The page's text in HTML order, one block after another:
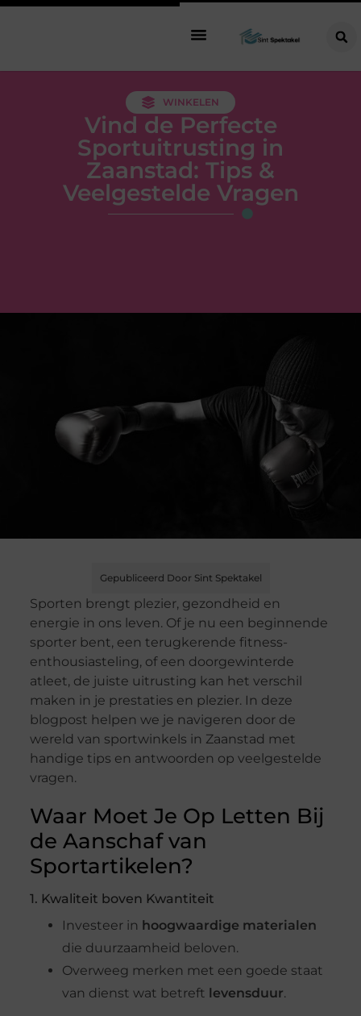
WINKELEN
Vind de Perfecte
Sportuitrusting in
Zaanstad: Tips &
Veelgestelde Vragen
Gepubliceerd Door Sint Spektakel
Sporten brengt plezier, gezondheid en
energie in ons leven. Of je nu een beginnende
sporter bent, een terugkerende fitness-
enthousiasteling, of een doorgewinterde
atleet, de juiste uitrusting kan het verschil
maken in je prestaties en plezier. In deze
blogpost helpen we je navigeren door de
wereld van sportwinkels in Zaanstad met
handige tips en antwoorden op veelgestelde
vragen.
Waar Moet Je Op Letten Bij
de Aanschaf van
Sportartikelen?
1. Kwaliteit boven Kwantiteit
Investeer in hoogwaardige materialen
die duurzaamheid beloven.
Overweeg merken met een goede staat
van dienst wat betreft levensduur.